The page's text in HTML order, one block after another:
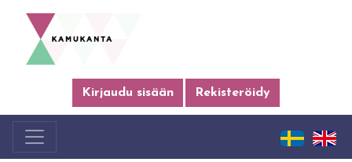
Kirjaudu sisään Rekisteröidy